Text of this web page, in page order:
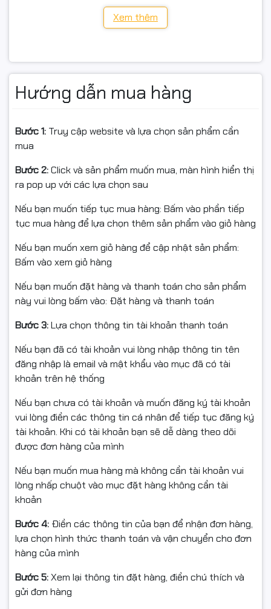
kiểm tra giúp nếu dùng các dòng EcoTank tương tự.)
📌 Lưu ý sử dụng
Đây là mực nước (dye) chính hãng Epson, không nên
trộn với mực dầu/pigment hoặc mực không rõ nguồn
Nghẹt đầu phun
Sai lệch màu, bệt màu
Nếu trước đó máy đang dùng mực ngoài/khác hệ, nên
xả/flush sạch đường mực và bình chứa trước khi
chuyển sang mực 003 chính hãng.
Trước khi nạp:
Lắc nhẹ chai để mực phân tán đều (không lắc mạnh
tạo bọt).
Khi nạp:
Gắn chai đúng khớp theo hướng dẫn của máy.
Để mực tự chảy/hoặc rót chậm, tránh tràn hoặc tạo
bọt khí.
Sau khi nạp:
In test nozzle, nếu thấy thiếu nét hoặc bị sọc, hãy
📦 Điều kiện hoàn hàng
Để được hỗ trợ đổi/hoàn nhanh chóng và đúng quy
định, quý khách vui lòng:
Xem thêm
Hướng dẫn mua hàng
Bước 1: Truy cập website và lựa chọn sản phẩm cần
mua
Bước 2:Click và sản phẩm muốn mua, màn hình hiển thị
ra pop up với các lựa chọn sau
Nếu bạn muốn tiếp tục mua hàng: Bấm vào phần tiếp
tục mua hàng để lựa chọn thêm sản phẩm vào giỏ hàng
Nếu bạn muốn xem giỏ hàng để cập nhật sản phẩm:
Bấm vào xem giỏ hàng
Nếu bạn muốn đặt hàng và thanh toán cho sản phẩm
này vui lòng bấm vào: Đặt hàng và thanh toán
Bước 3:Lựa chọn thông tin tài khoản thanh toán
Nếu bạn đã có tài khoản vui lòng nhập thông tin tên
đăng nhập là email và mật khẩu vào mục đã có tài
khoản trên hệ thống
Nếu bạn chưa có tài khoản và muốn đăng ký tài khoản
vui lòng điền các thông tin cá nhân để tiếp tục đăng ký
tài khoản. Khi có tài khoản bạn sẽ dễ dàng theo dõi
được đơn hàng của mình
Nếu bạn muốn mua hàng mà không cần tài khoản vui
lòng nhấp chuột vào mục đặt hàng không cần tài
khoản
Bước 4: Điền các thông tin của bạn để nhận đơn hàng,
lựa chọn hình thức thanh toán và vận chuyển cho đơn
hàng của mình
Bước 5:Xem lại thông tin đặt hàng, điền chú thích và
gửi đơn hàng